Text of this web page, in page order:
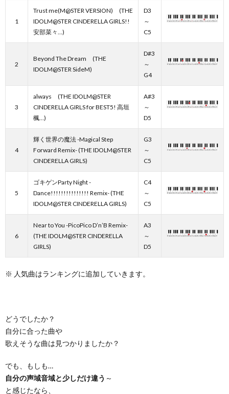
1
Trust me(M@STER VERSION) (THE
IDOLM@STER CINDERELLA GIRLS!!
安部菜々…)
D3
～
C5
2
Beyond The Dream (THE
IDOLM@STER SideM)
D#3
～
G4
3
always (THE IDOLM@STER
CINDERELLA GIRLS for BEST5! 高垣
楓…)
A#3
～
D5
4
輝く世界の魔法 -Magical Step
Forward Remix- (THE IDOLM@STER
CINDERELLA GIRLS)
G3
～
C5
5
ゴキゲンParty Night -
Dance!!!!!!!!!!!!!!! Remix- (THE
IDOLM@STER CINDERELLA GIRLS)
C4
～
C5
6
Near to You -PicoPico D’n’B Remix-
(THE IDOLM@STER CINDERELLA
GIRLS)
A3
～
D5
※ 人気曲はランキングに追加していきます。
どうでしたか？
自分に合った曲や
歌えそうな曲は見つかりましたか？
でも、もしも…
自分の声域音域と少しだけ違う ～
と感じたなら、